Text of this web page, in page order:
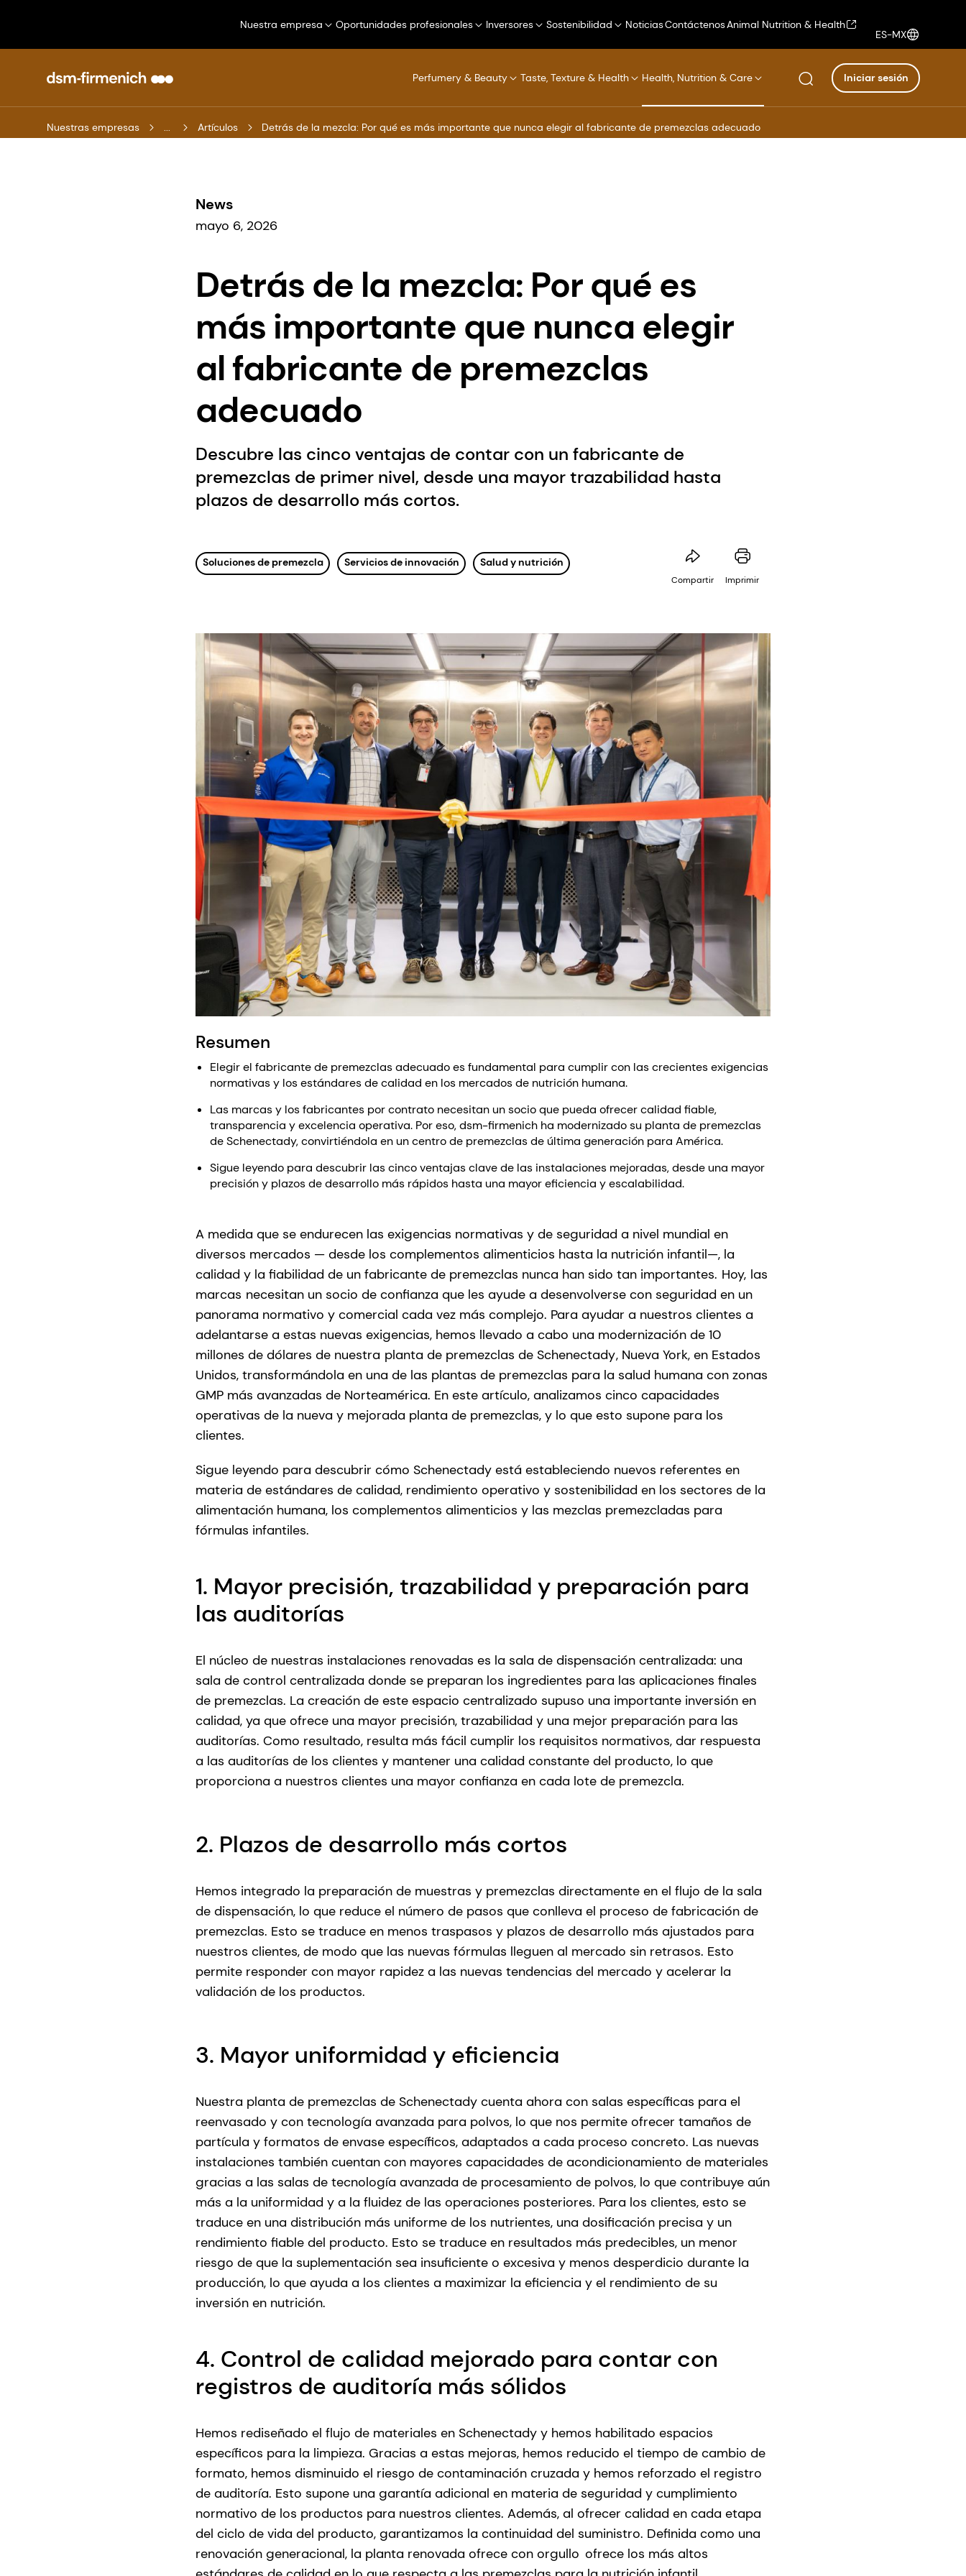
Nuestra empresa Oportunidades profesionales Inversores Sostenibilidad NoticiasContáctenosAnimal Nutrition & Health
ES-MX
Perfumery & Beauty Taste, Texture & Health Health, Nutrition & Care Iniciar sesión
Nuestras empresas ... Artículos Detrás de la mezcla: Por qué es más importante que nunca elegir al fabricante de premezclas adecuado
News
mayo 6, 2026
Detrás de la mezcla: Por qué es
más importante que nunca elegir
al fabricante de premezclas
adecuado
Descubre las cinco ventajas de contar con un fabricante de
premezclas de primer nivel, desde una mayor trazabilidad hasta
plazos de desarrollo más cortos.
Soluciones de premezcla Servicios de innovación Salud y nutrición
Compartir Imprimir
Resumen
Elegir el fabricante de premezclas adecuado es fundamental para cumplir con las crecientes exigencias
normativas y los estándares de calidad en los mercados de nutrición humana.
Las marcas y los fabricantes por contrato necesitan un socio que pueda ofrecer calidad fiable,
transparencia y excelencia operativa. Por eso, dsm-firmenich ha modernizado su planta de premezclas
de Schenectady, convirtiéndola en un centro de premezclas de última generación para América.
Sigue leyendo para descubrir las cinco ventajas clave de las instalaciones mejoradas, desde una mayor
precisión y plazos de desarrollo más rápidos hasta una mayor eficiencia y escalabilidad.
A medida que se endurecen las exigencias normativas y de seguridad a nivel mundial en
diversos mercados — desde los complementos alimenticios hasta la nutrición infantil—, la
calidad y la fiabilidad de un fabricante de premezclas nunca han sido tan importantes. Hoy, las
marcas necesitan un socio de confianza que les ayude a desenvolverse con seguridad en un
panorama normativo y comercial cada vez más complejo. Para ayudar a nuestros clientes a
adelantarse a estas nuevas exigencias, hemos llevado a cabo una modernización de 10
millones de dólares de nuestra planta de premezclas de Schenectady, Nueva York, en Estados
Unidos, transformándola en una de las plantas de premezclas para la salud humana con zonas
GMP más avanzadas de Norteamérica. En este artículo, analizamos cinco capacidades
operativas de la nueva y mejorada planta de premezclas, y lo que esto supone para los
clientes.
Sigue leyendo para descubrir cómo Schenectady está estableciendo nuevos referentes en
materia de estándares de calidad, rendimiento operativo y sostenibilidad en los sectores de la
alimentación humana, los complementos alimenticios y las mezclas premezcladas para
fórmulas infantiles.
1. Mayor precisión, trazabilidad y preparación para
las auditorías
El núcleo de nuestras instalaciones renovadas es la sala de dispensación centralizada: una
sala de control centralizada donde se preparan los ingredientes para las aplicaciones finales
de premezclas. La creación de este espacio centralizado supuso una importante inversión en
calidad, ya que ofrece una mayor precisión, trazabilidad y una mejor preparación para las
auditorías. Como resultado, resulta más fácil cumplir los requisitos normativos, dar respuesta
a las auditorías de los clientes y mantener una calidad constante del producto, lo que
proporciona a nuestros clientes una mayor confianza en cada lote de premezcla.
2. Plazos de desarrollo más cortos
Hemos integrado la preparación de muestras y premezclas directamente en el flujo de la sala
de dispensación, lo que reduce el número de pasos que conlleva el proceso de fabricación de
premezclas. Esto se traduce en menos traspasos y plazos de desarrollo más ajustados para
nuestros clientes, de modo que las nuevas fórmulas lleguen al mercado sin retrasos. Esto
permite responder con mayor rapidez a las nuevas tendencias del mercado y acelerar la
validación de los productos.
3. Mayor uniformidad y eficiencia
Nuestra planta de premezclas de Schenectady cuenta ahora con salas específicas para el
reenvasado y con tecnología avanzada para polvos, lo que nos permite ofrecer tamaños de
partícula y formatos de envase específicos, adaptados a cada proceso concreto. Las nuevas
instalaciones también cuentan con mayores capacidades de acondicionamiento de materiales
gracias a las salas de tecnología avanzada de procesamiento de polvos, lo que contribuye aún
más a la uniformidad y a la fluidez de las operaciones posteriores. Para los clientes, esto se
traduce en una distribución más uniforme de los nutrientes, una dosificación precisa y un
rendimiento fiable del producto. Esto se traduce en resultados más predecibles, un menor
riesgo de que la suplementación sea insuficiente o excesiva y menos desperdicio durante la
producción, lo que ayuda a los clientes a maximizar la eficiencia y el rendimiento de su
inversión en nutrición.
4. Control de calidad mejorado para contar con
registros de auditoría más sólidos
Hemos rediseñado el flujo de materiales en Schenectady y hemos habilitado espacios
específicos para la limpieza. Gracias a estas mejoras, hemos reducido el tiempo de cambio de
formato, hemos disminuido el riesgo de contaminación cruzada y hemos reforzado el registro
de auditoría. Esto supone una garantía adicional en materia de seguridad y cumplimiento
normativo de los productos para nuestros clientes. Además, al ofrecer calidad en cada etapa
del ciclo de vida del producto, garantizamos la continuidad del suministro. Definida como una
renovación generacional, la planta renovada ofrece con orgullo ofrece los más altos